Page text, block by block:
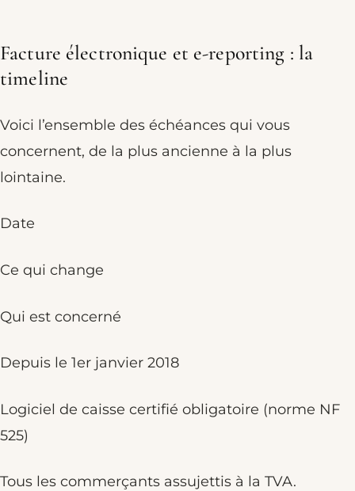
Facture électronique et e-reporting : la
timeline
Voici l’ensemble des échéances qui vous
concernent, de la plus ancienne à la plus
lointaine.
Date
Ce qui change
Qui est concerné
Depuis le 1er janvier 2018
Logiciel de caisse certifié obligatoire (norme NF
525)
Tous les commerçants assujettis à la TVA.